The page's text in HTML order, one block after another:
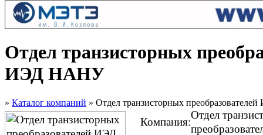
Отдел транзисторных
ИЭД НАНУ
» Каталог компаний » Отдел транзисторных
Компания:
Отдел